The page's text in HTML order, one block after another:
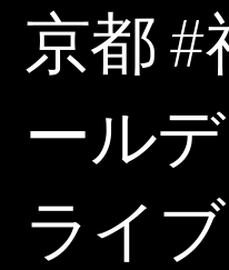
京都 #
ール
ライ